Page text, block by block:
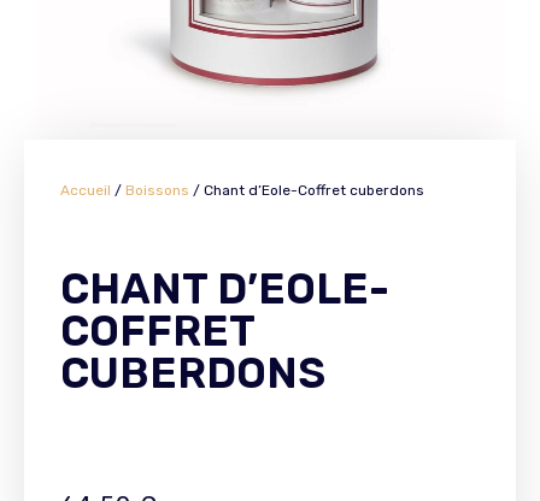
Accueil / Boissons / Chant d’Eole-Coffret cuberdons
CHANT D’EOLE-
COFFRET
CUBERDONS